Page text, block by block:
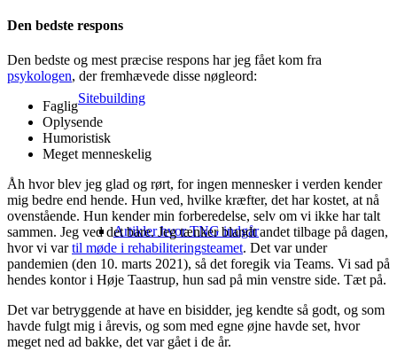
Sitebuilding
Artikler hvor TNG indgår
Den bedste respons
Den bedste og mest præcise respons har jeg fået kom fra
psykologen, der fremhævede disse nøgleord:
Faglig
Oplysende
Humoristisk
Meget menneskelig
Åh hvor blev jeg glad og rørt, for ingen mennesker i verden kender
mig bedre end hende. Hun ved, hvilke kræfter, det har kostet, at nå
ovenstående. Hun kender min forberedelse, selv om vi ikke har talt
sammen. Jeg ved det bare. Jeg tænker blandt andet tilbage på dagen,
hvor vi vartil møde i rehabiliteringsteamet. Det var under
pandemien (den 10. marts 2021), så det foregik via Teams. Vi sad på
hendes kontor i Høje Taastrup, hun sad på min venstre side. Tæt på.
Det var betryggende at have en bisidder, jeg kendte så godt, og som
havde fulgt mig i årevis, og som med egne øjne havde set, hvor
meget ned ad bakke, det var gået i de år.